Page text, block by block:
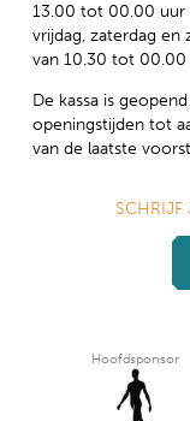
13.00 tot 00.00 uur
vrijdag, zaterdag en
van 10.30 tot 00.00
De kassa is
openingstijden tot
van de laatste
SCHRIJF
Hoofdsponsor